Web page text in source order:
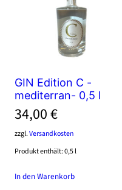
GIN Edition C -
mediterran- 0,5 l
34,00€
zzgl.Versandkosten
Produkt enthält: 0,5l
In den Warenkorb